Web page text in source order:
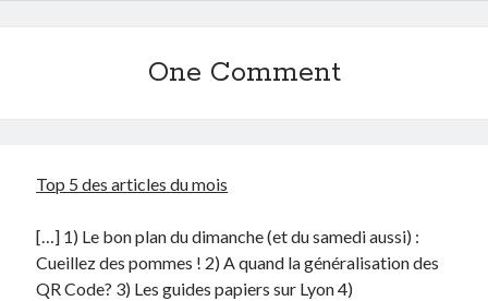
One Comment
Top 5 des articles du mois
[…] 1) Le bon plan du dimanche (et du samedi aussi) :
Cueillez des pommes ! 2) A quand la généralisation des
QR Code? 3) Les guides papiers sur Lyon 4)